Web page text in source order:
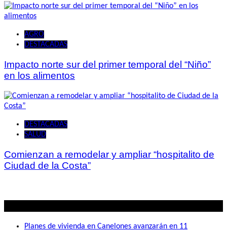
AGRO
DESTACADAS
Impacto norte sur del primer temporal del “Niño”
en los alimentos
DESTACADAS
SALUD
Comienzan a remodelar y ampliar “hospitalito de
Ciudad de la Costa”
Planes de vivienda en Canelones avanzarán en 11